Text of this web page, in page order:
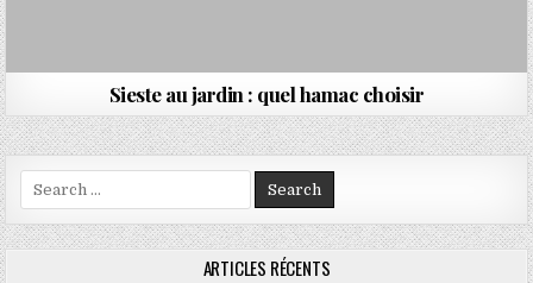
Sieste au jardin : quel hamac choisir
Search for:
ARTICLES RÉCENTS